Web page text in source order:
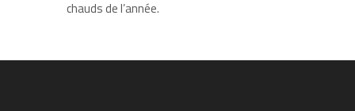
chauds de l’année.